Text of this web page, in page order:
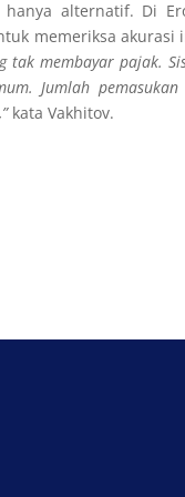
hanya alternatif. Di
memeriksa akurasi
tak membayar pajak.
Jumlah
kata Vakhitov.